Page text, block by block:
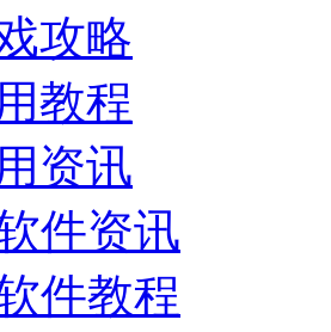
攻略
教程
资讯
件资讯
件教程